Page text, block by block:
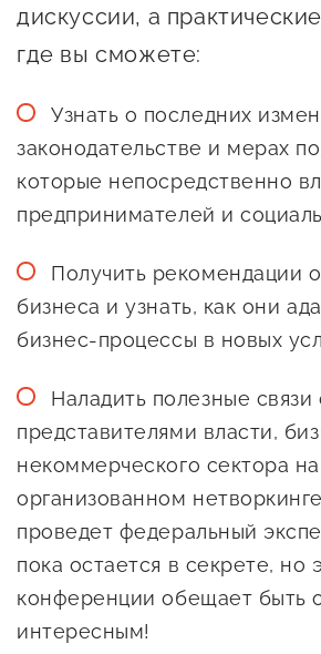
консультационного
сопровождения
Онлайн-витрина
Истории успеха
Центр
программ и
предпринимательства
О центре
Поддержка центра
Истории успеха
социальной сферы
О центре
Поддержка центра
мероприятий для
Проекты
социальной сфере
Центр финансовой
Поддержка центра
Истории успеха
Центр инновационно-
технологического и
креативного
предпринимательства
О центре
Обучающие
мероприятия
Центр поддержки экспорта
дискуссии, а
где вы сможете:
Узнать о последних
законодательстве и мерах
которые непосредственно
предпринимателей и
Получить рекомендации
бизнеса и узнать, как они
бизнес-процессы в новых
Наладить полезные связи
представителями власти,
некоммерческого сектора
организованном
проведет федеральный
пока остается в секрете, но
конференции обещает быть
интересным!